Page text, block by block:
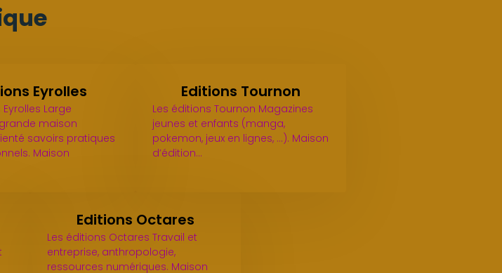
Eyrolles
Large
maison
savoirs pratiques
Maison
Editions Tournon
Les éditions Tournon Magazines
jeunes et enfants (manga,
pokemon, jeux en lignes, ...). Maison
d’édition…
Editions Octares
Les éditions Octares Travail et
entreprise, anthropologie,
ressources numériques. Maison